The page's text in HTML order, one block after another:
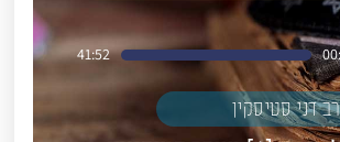
41:52
דני סטיסקין